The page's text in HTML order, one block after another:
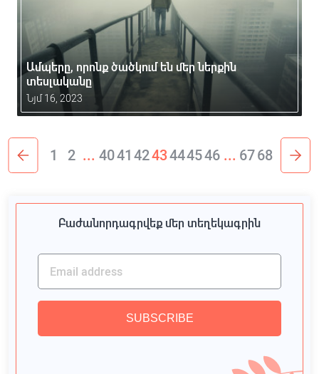
Ամպերը, որոնք ծածկում են մեր ներքին
տեսլականը
Նյմ 16, 2023
1 2 ... 4041 4243444546 ... 6768
Բաժանորդագրվեք մեր տեղեկագրին
SUBSCRIBE